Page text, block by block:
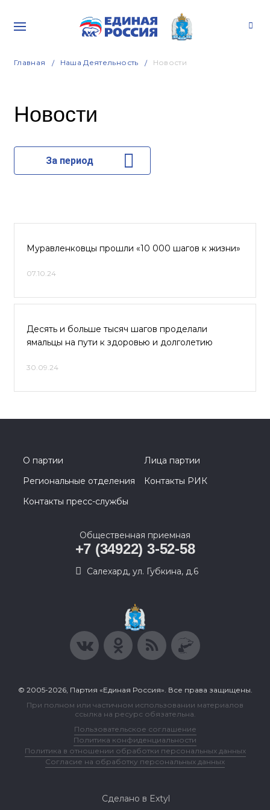
Главная Наша Деятельность Новости
Новости
За период
Муравленковцы прошли «10 000 шагов к жизни»
07.10.24
Десять и больше тысяч шагов проделали
ямальцы на пути к здоровью и долголетию
30.09.24
О партии
Лица партии
Региональные отделения
Контакты РИК
Контакты пресс-службы
Общественная приемная
+7 (34922) 3-52-58
Салехард, ул. Губкина, д.6
© 2005-2026, Партия «Единая Россия». Все права защищены.
При полном или частичном использовании материалов
ссылка на ресурс обязательна.
Пользовательское соглашение
Политика конфиденциальности
Политика в отношении обработки персональных данных
Согласие на обработку персональных данных
Сделано в Extyl